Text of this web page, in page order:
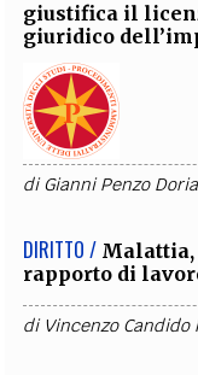
giustifica il
giuridico
diGianni Penzo Doria
DIRITTO /
rapporto di
di Vincenzo Candido